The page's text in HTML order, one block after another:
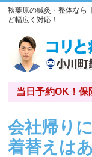
秋葉原の鍼灸・整体なら
ど幅広く対応！
当日予約OK！保
会社帰り
着替えは